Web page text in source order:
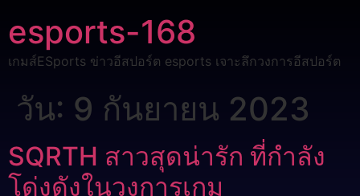
esports-168
เกมส์ESports ข่าวอีสปอร์ต esports เจาะลึกวงการอีสปอร์ต
วัน: 9 กันยายน 2023
SQRTH สาวสุดน่ารัก ที่กำลัง
โด่งดังในวงการเกม